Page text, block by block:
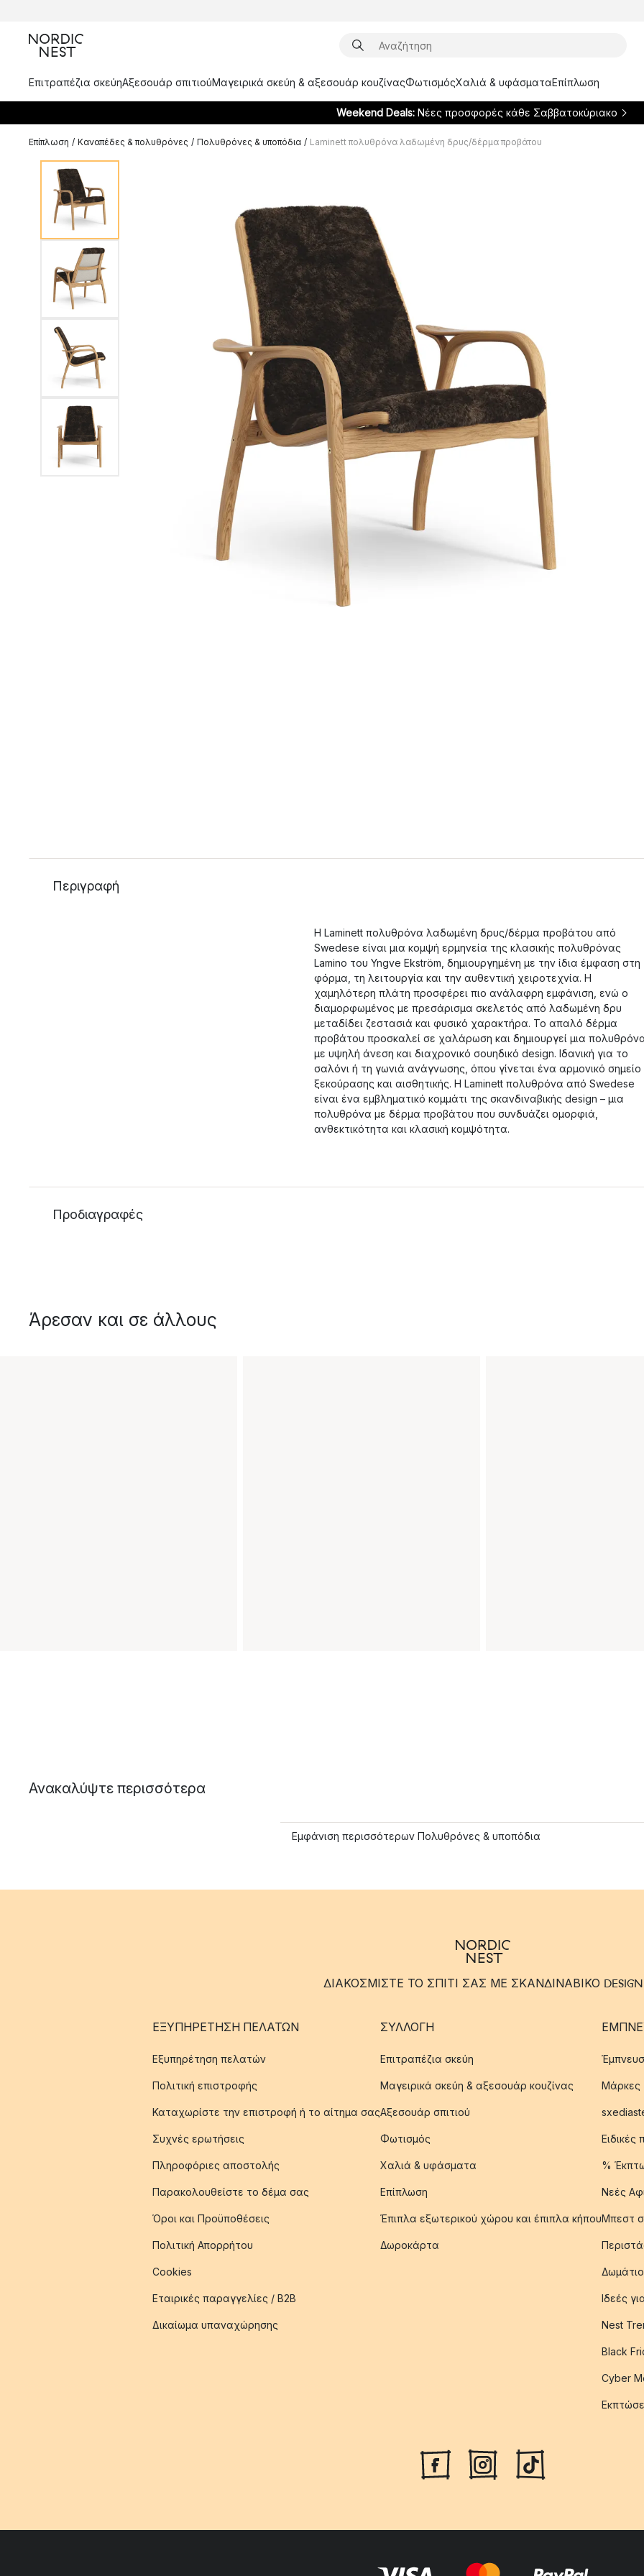
Επιτραπέζια σκεύηΑξεσουάρ σπιτιούΜαγειρικά σκεύη & αξεσουάρ κουζίναςΦωτισμόςΧαλιά & υφάσματαΕπίπλωση
Weekend Deals: Νέες προσφορές κάθε Σαββατοκύριακο
Επίπλωση / Καναπέδες & πολυθρόνες / Πολυθρόνες & υποπόδια / Laminett πολυθρόνα λαδωμένη δρυς/δέρμα προβάτου
Περιγραφή
Η Laminett πολυθρόνα λαδωμένη δρυς/δέρμα προβάτου από
Swedese είναι μια κομψή ερμηνεία της κλασικής πολυθρόνας
Lamino του Yngve Ekström, δημιουργημένη με την ίδια έμφαση στη
φόρμα, τη λειτουργία και την αυθεντική χειροτεχνία. Η
χαμηλότερη πλάτη προσφέρει πιο ανάλαφρη εμφάνιση, ενώ ο
διαμορφωμένος με πρεσάρισμα σκελετός από λαδωμένη δρυ
μεταδίδει ζεστασιά και φυσικό χαρακτήρα. Το απαλό δέρμα
προβάτου προσκαλεί σε χαλάρωση και δημιουργεί μια
με υψηλή άνεση και διαχρονικό σουηδικό design. Ιδανική για το
σαλόνι ή τη γωνιά ανάγνωσης, όπου γίνεται ένα αρμονικό σημείο
ξεκούρασης και αισθητικής. Η Laminett πολυθρόνα από Swedese
είναι ένα εμβληματικό κομμάτι της σκανδιναβικής design – μια
πολυθρόνα με δέρμα προβάτου που συνδυάζει ομορφιά,
ανθεκτικότητα και κλασική κομψότητα.
Προδιαγραφές
Άρεσαν και σε άλλους
Ανακαλύψτε περισσότερα
Εμφάνιση περισσότερων Πολυθρόνες & υποπόδια
ΔΙΑΚΟΣΜΙΣΤΕ ΤΟ ΣΠΙΤΙ ΣΑΣ ΜΕ ΣΚΑΝΔΙΝΑΒΙΚΟ DESIGN
ΕΞΥΠΗΡΈΤΗΣΗ ΠΕΛΑΤΏΝ
Εξυπηρέτηση πελατών
Πολιτική επιστροφής
Καταχωρίστε την επιστροφή ή το αίτημα σας
Συχνές ερωτήσεις
Πληροφόριες αποστολής
Παρακολουθείστε το δέμα σας
Όροι και Προϋποθέσεις
Πολιτική Απορρήτου
Cookies
Εταιρικές παραγγελίες / B2B
Δικαίωμα υπαναχώρησης
ΣΥΛΛΟΓΉ
Επιτραπέζια σκεύη
Μαγειρικά σκεύη & αξεσουάρ κουζίνας
Αξεσουάρ σπιτιού
Φωτισμός
Χαλιά & υφάσματα
Επίπλωση
Έπιπλα εξωτερικού χώρου και έπιπλα κήπου
Δωροκάρτα
Μάρκες
%
Νεές
Μπεστ
Δωμάτιο
Ιδεές
Nest
Black
Cyber